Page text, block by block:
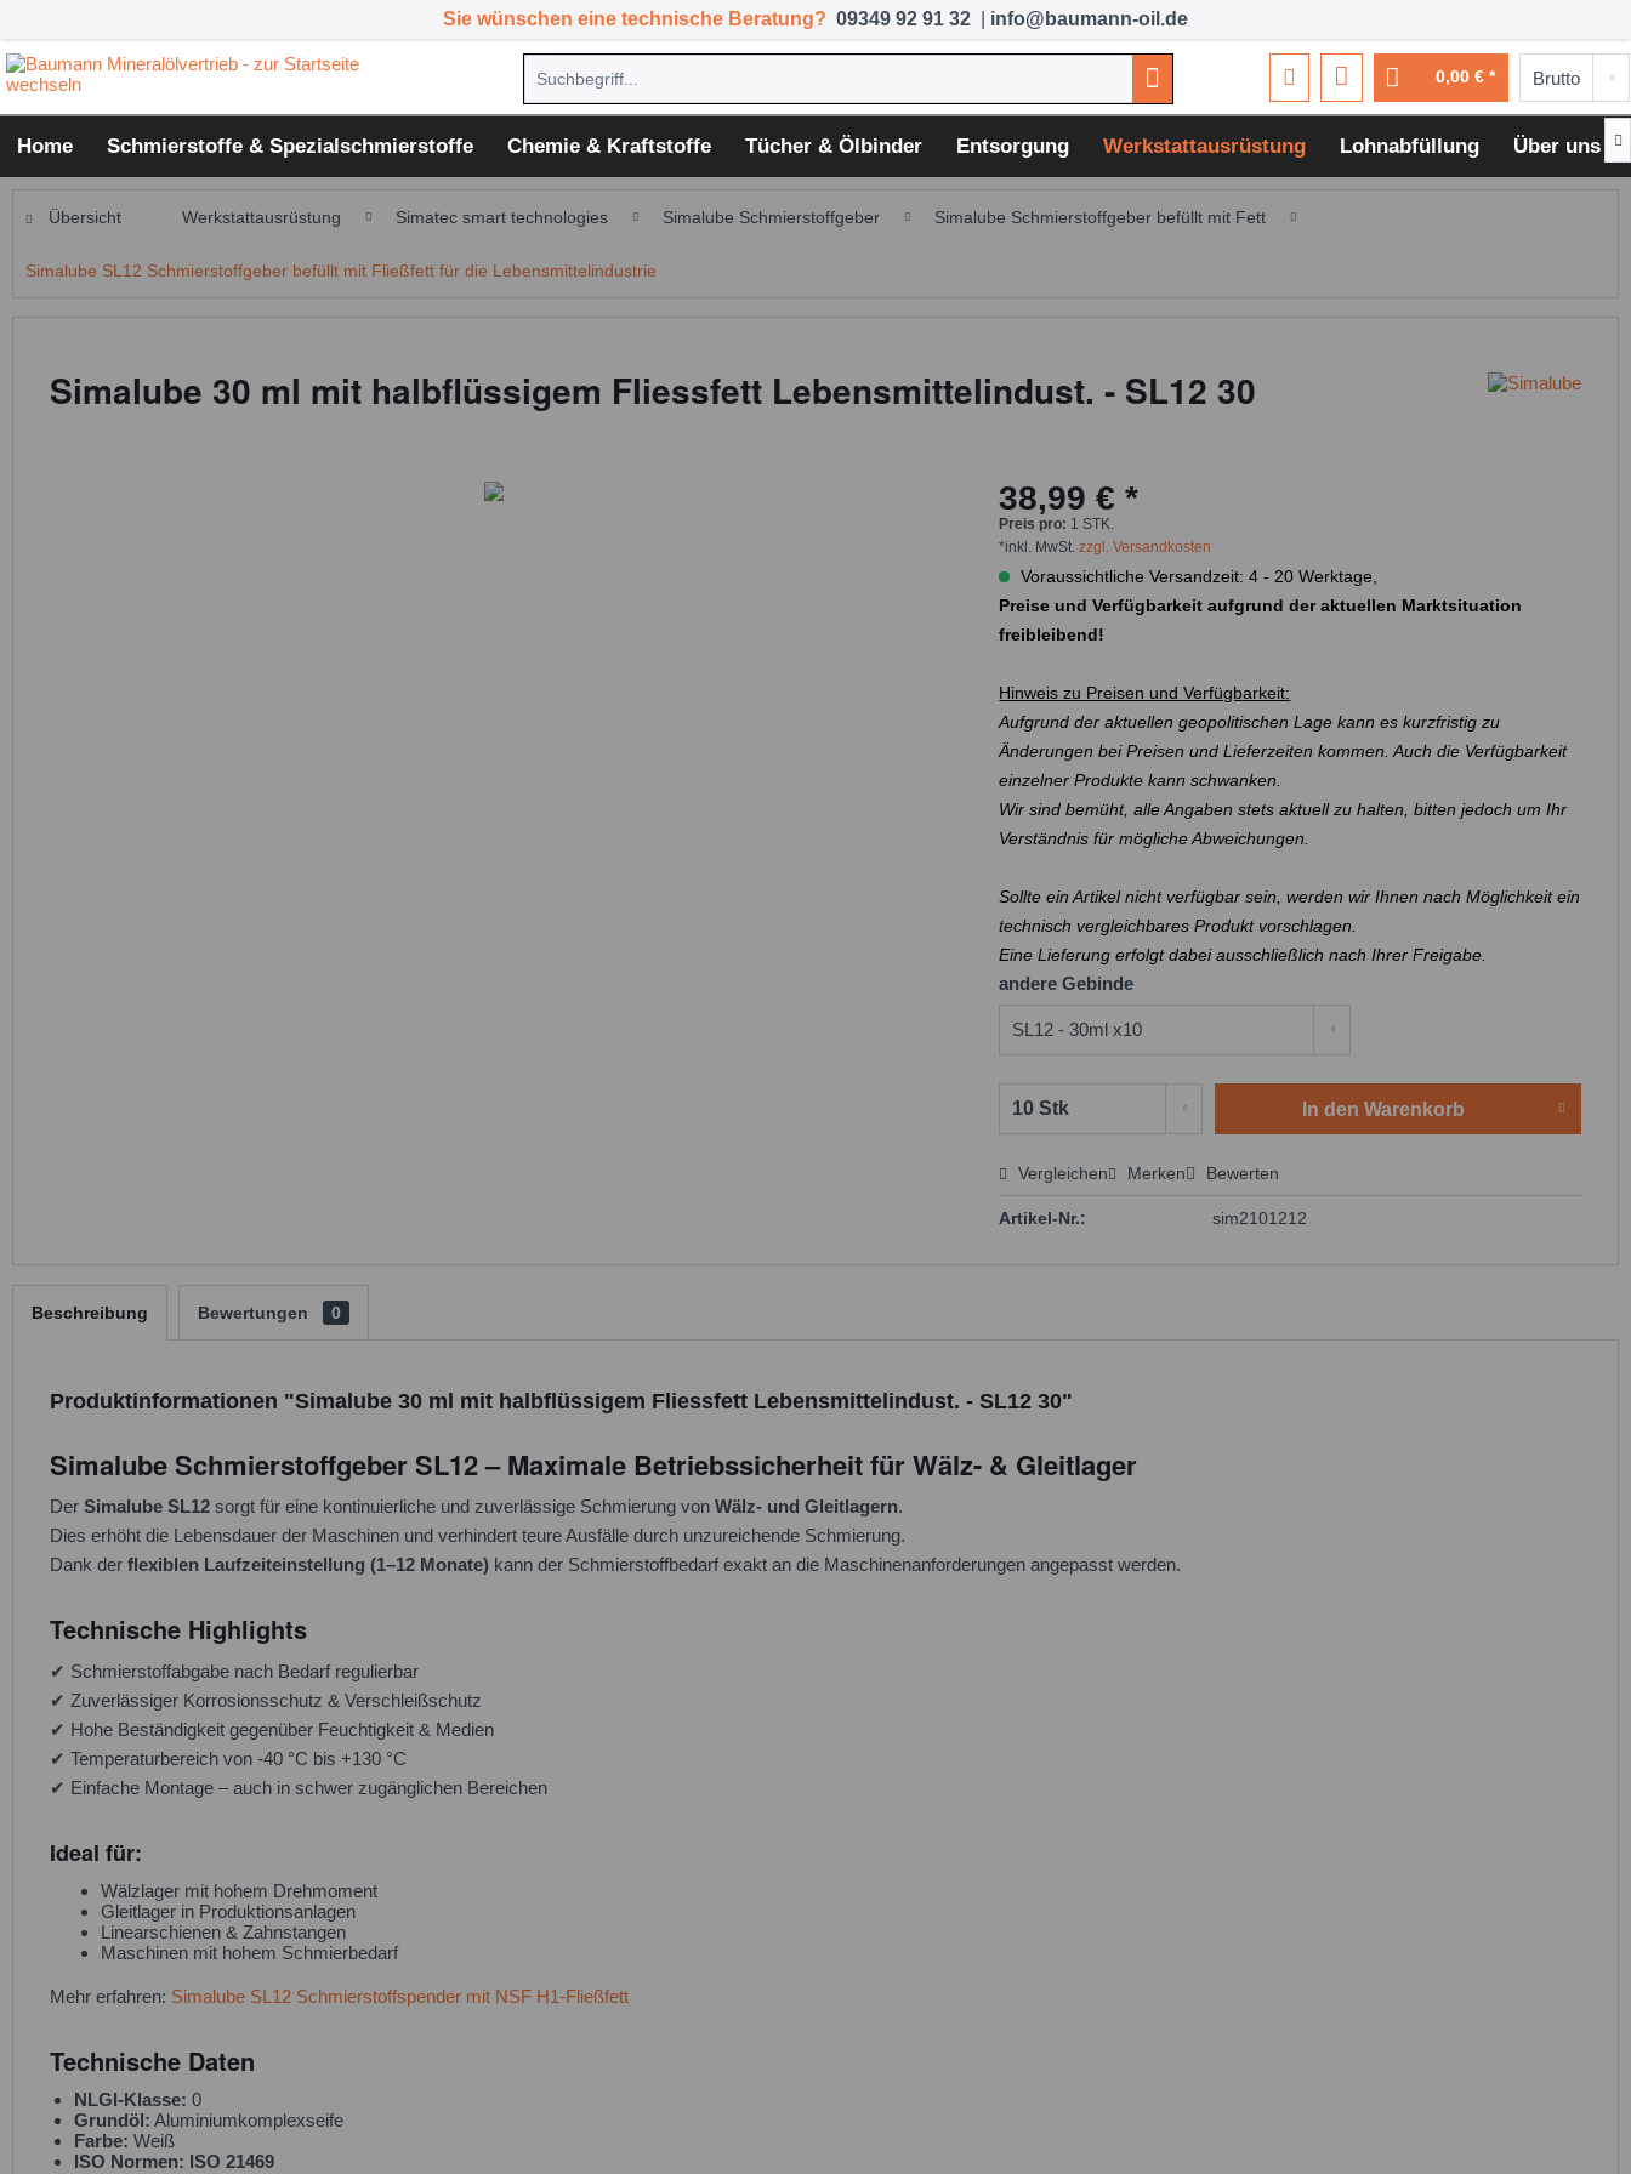
Sie wünschen eine technische Beratung? 09349 92 91 32 info@baumann-oil.de
0,00 € *
Home Schmierstoffe & Spezialschmierstoffe Chemie & Kraftstoffe Tücher & Ölbinder Entsorgung Werkstattausrüstung Lohnabfüllung Über uns 
Übersicht Werkstattausrüstung Simatec smart technologies Simalube Schmierstoffgeber Simalube Schmierstoffgeber befüllt mit Fett
Simalube SL12 Schmierstoffgeber befüllt mit Fließfett für die Lebensmittelindustrie
Simalube 30 ml mit halbflüssigem Fliessfett Lebensmittelindust. - SL12 30
38,99 € *
Preis pro: 1 STK.
*inkl. MwSt.zzgl. Versandkosten
Voraussichtliche Versandzeit: 4 - 20 Werktage,
Preise und Verfügbarkeit aufgrund der aktuellen Marktsituation
freibleibend!
Hinweis zu Preisen und Verfügbarkeit:
Aufgrund der aktuellen geopolitischen Lage kann es kurzfristig zu
Änderungen bei Preisen und Lieferzeiten kommen. Auch die Verfügbarkeit
einzelner Produkte kann schwanken.
Wir sind bemüht, alle Angaben stets aktuell zu halten, bitten jedoch um Ihr
Verständnis für mögliche Abweichungen.
Sollte ein Artikel nicht verfügbar sein, werden wir Ihnen nach Möglichkeit ein
technisch vergleichbares Produkt vorschlagen.
Eine Lieferung erfolgt dabei ausschließlich nach Ihrer Freigabe.
andere Gebinde
In den Warenkorb
Preis anfragen
Vergleichen Merken Bewerten
Artikel-Nr.: sim2101212
Beschreibung Bewertungen 0
Produktinformationen "Simalube 30 ml mit halbflüssigem Fliessfett Lebensmittelindust. - SL12 30"
Simalube Schmierstoffgeber SL12 – Maximale Betriebssicherheit für Wälz- & Gleitlager
Der Simalube SL12 sorgt für eine kontinuierliche und zuverlässige Schmierung von Wälz- und Gleitlagern.
Dies erhöht die Lebensdauer der Maschinen und verhindert teure Ausfälle durch unzureichende Schmierung.
Dank der flexiblen Laufzeiteinstellung (1–12 Monate) kann der Schmierstoffbedarf exakt an die Maschinenanforderungen angepasst werden.
Technische Highlights
✔ Schmierstoffabgabe nach Bedarf regulierbar
✔ Zuverlässiger Korrosionsschutz & Verschleißschutz
✔ Hohe Beständigkeit gegenüber Feuchtigkeit & Medien
✔ Temperaturbereich von -40 °C bis +130 °C
✔ Einfache Montage – auch in schwer zugänglichen Bereichen
Ideal für:
Wälzlager mit hohem Drehmoment
Gleitlager in Produktionsanlagen
Linearschienen & Zahnstangen
Maschinen mit hohem Schmierbedarf
Mehr erfahren: Simalube SL12 Schmierstoffspender mit NSF H1-Fließfett
Technische Daten
NLGI-Klasse: 0
Grundöl: Aluminiumkomplexseife
Farbe: Weiß
ISO Normen: ISO 21469